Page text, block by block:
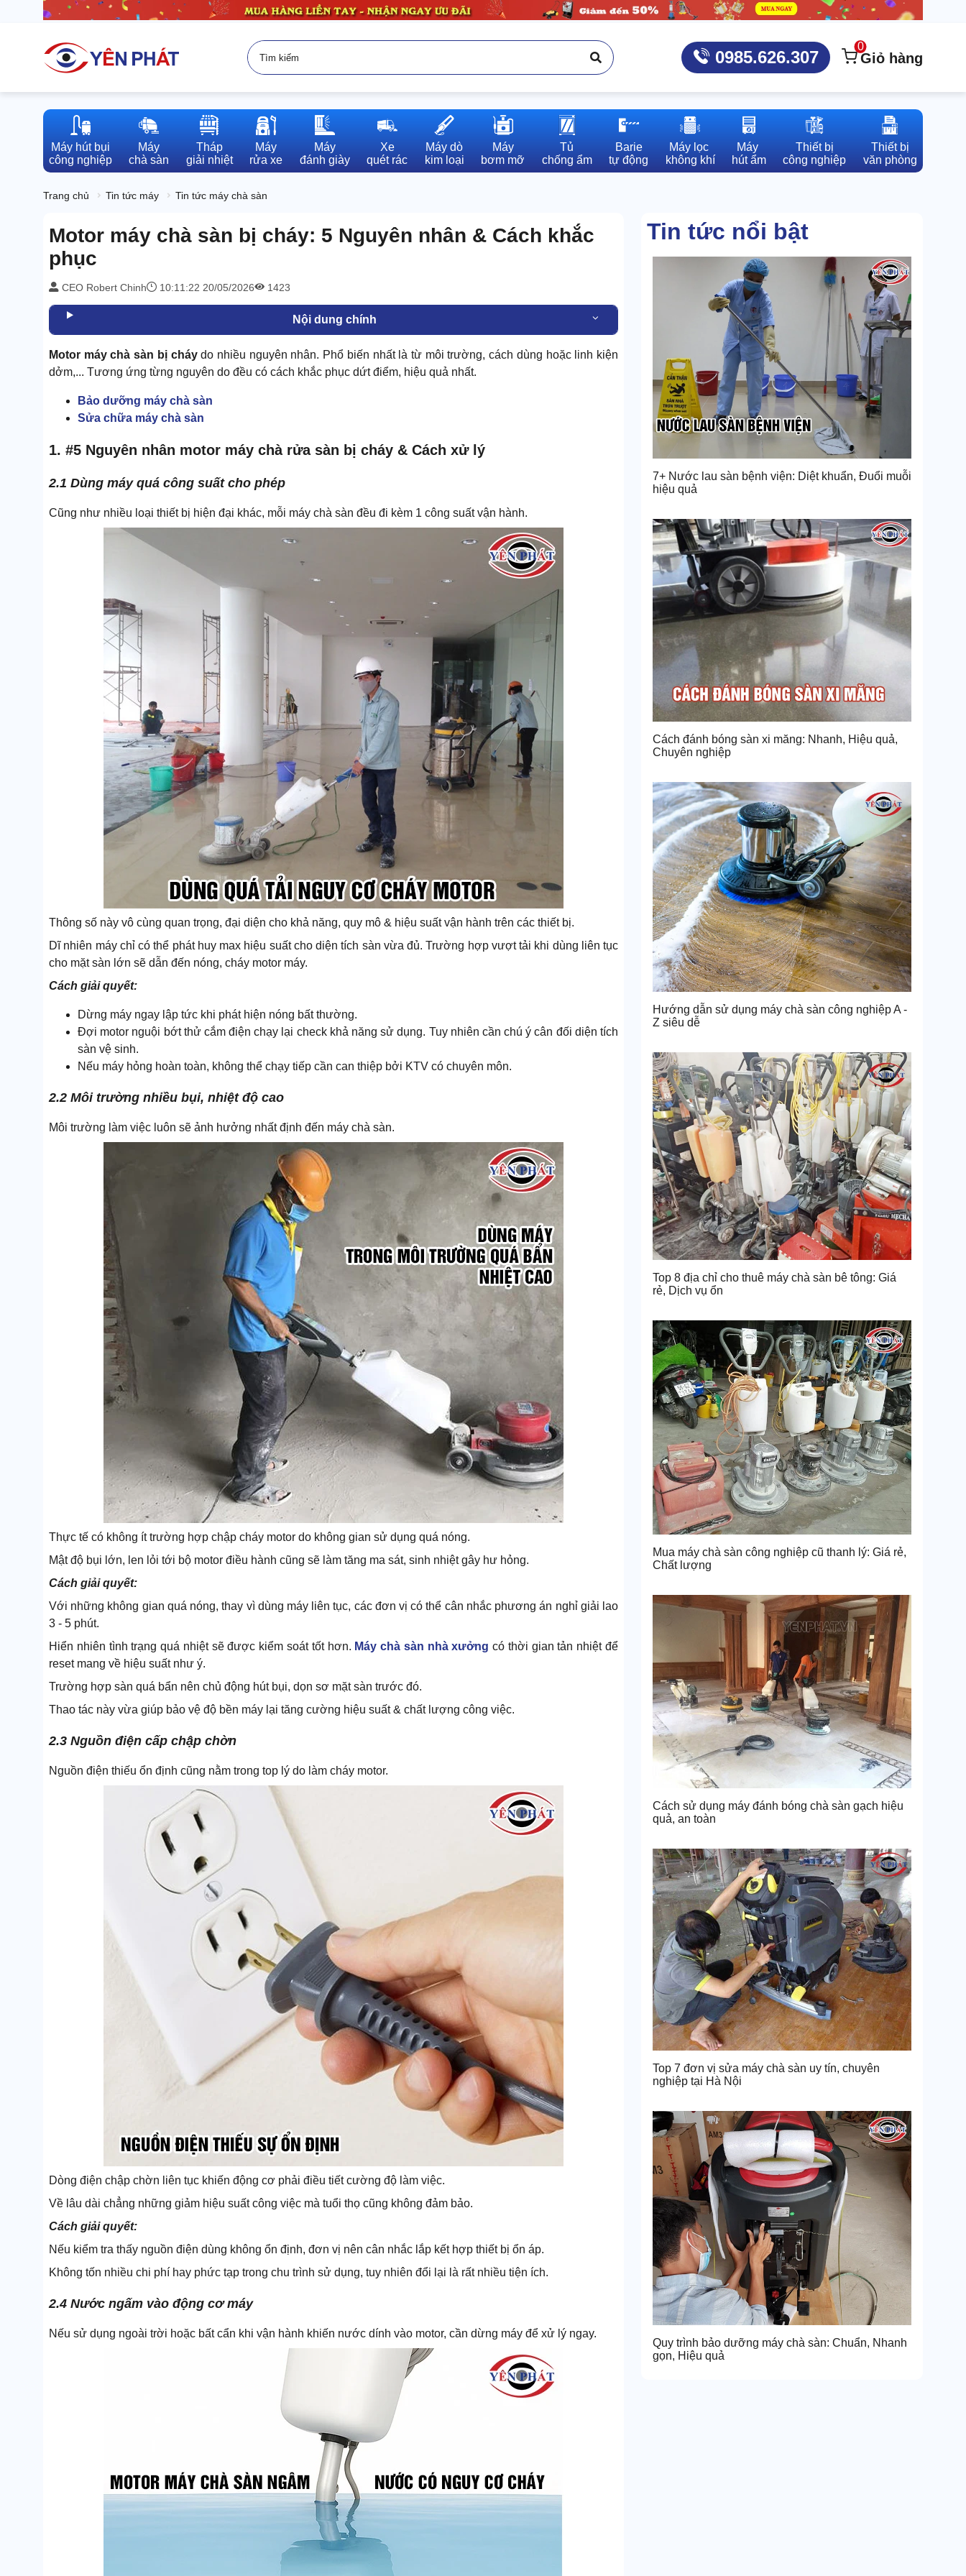
0985.626.307
0
Giỏ hàng
Máy hút bụi
công nghiệp
Máy
chà sàn
Tháp
giải nhiệt
Máy
rửa xe
Máy
đánh giày
Xe
quét rác
Máy dò
kim loại
Máy
bơm mỡ
Tủ
chống ẩm
Barie
tự động
Máy lọc
không khí
Máy
hút ẩm
Thiết bị
công nghiệp
Thiết bị
văn phòng
Trang chủ Tin tức máy Tin tức máy chà sàn
Motor máy chà sàn bị cháy: 5 Nguyên nhân & Cách khắc
phục
CEO Robert Chinh 10:11:22 20/05/2026 1423
Nội dung chính
Motor máy chà sàn bị cháydo nhiều nguyên nhân. Phổ biến nhất là từ môi trường, cách dùng hoặc linh kiện
dởm,... Tương ứng từng nguyên do đều có cách khắc phục dứt điểm, hiệu quả nhất.
Bảo dưỡng máy chà sàn
Sửa chữa máy chà sàn
1. #5 Nguyên nhân motor máy chà rửa sàn bị cháy & Cách xử lý
2.1 Dùng máy quá công suất cho phép
Cũng như nhiều loại thiết bị hiện đại khác, mỗi máy chà sàn đều đi kèm 1 công suất vận hành.
Thông số này vô cùng quan trọng, đại diện cho khả năng, quy mô & hiệu suất vận hành trên các thiết bị.
Dĩ nhiên máy chỉ có thể phát huy max hiệu suất cho diện tích sàn vừa đủ. Trường hợp vượt tải khi dùng liên tục
cho mặt sàn lớn sẽ dẫn đến nóng, cháy motor máy.
Cách giải quyết:
Dừng máy ngay lập tức khi phát hiện nóng bất thường.
Đợi motor nguội bớt thử cắm điện chạy lại check khả năng sử dụng. Tuy nhiên cần chú ý cân đối diện tích
sàn vệ sinh.
Nếu máy hỏng hoàn toàn, không thể chạy tiếp cần can thiệp bởi KTV có chuyên môn.
2.2 Môi trường nhiều bụi, nhiệt độ cao
Môi trường làm việc luôn sẽ ảnh hưởng nhất định đến máy chà sàn.
Thực tế có không ít trường hợp chập cháy motor do không gian sử dụng quá nóng.
Mật độ bụi lớn, len lỏi tới bộ motor điều hành cũng sẽ làm tăng ma sát, sinh nhiệt gây hư hỏng.
Cách giải quyết:
Với những không gian quá nóng, thay vì dùng máy liên tục, các đơn vị có thể cân nhắc phương án nghỉ giải lao
3 - 5 phút.
Hiển nhiên tình trạng quá nhiệt sẽ được kiểm soát tốt hơn. Máy chà sàn nhà xưởng có thời gian tản nhiệt để
reset mang về hiệu suất như ý.
Trường hợp sàn quá bẩn nên chủ động hút bụi, dọn sơ mặt sàn trước đó.
Thao tác này vừa giúp bảo vệ độ bền máy lại tăng cường hiệu suất & chất lượng công việc.
2.3 Nguồn điện cấp chập chờn
Nguồn điện thiếu ổn định cũng nằm trong top lý do làm cháy motor.
Dòng điện chập chờn liên tục khiến động cơ phải điều tiết cường độ làm việc.
Về lâu dài chẳng những giảm hiệu suất công việc mà tuổi thọ cũng không đảm bảo.
Cách giải quyết:
Nếu kiểm tra thấy nguồn điện dùng không ổn định, đơn vị nên cân nhắc lắp kết hợp thiết bị ổn áp.
Không tốn nhiều chi phí hay phức tạp trong chu trình sử dụng, tuy nhiên đổi lại là rất nhiều tiện ích.
2.4 Nước ngấm vào động cơ máy
Nếu sử dụng ngoài trời hoặc bất cẩn khi vận hành khiến nước dính vào motor, cần dừng máy để xử lý ngay.
Tin tức nổi bật
7+ Nước lau sàn bệnh viện: Diệt khuẩn, Đuổi muỗi
hiệu quả
Cách đánh bóng sàn xi măng: Nhanh, Hiệu quả,
Chuyên nghiệp
Hướng dẫn sử dụng máy chà sàn công nghiệp A -
Z siêu dễ
Top 8 địa chỉ cho thuê máy chà sàn bê tông: Giá
rẻ, Dịch vụ ổn
Mua máy chà sàn công nghiệp cũ thanh lý: Giá rẻ,
Chất lượng
Cách sử dụng máy đánh bóng chà sàn gạch hiệu
quả, an toàn
Top 7 đơn vị sửa máy chà sàn uy tín, chuyên
nghiệp tại Hà Nội
Quy trình bảo dưỡng máy chà sàn: Chuẩn, Nhanh
gọn, Hiệu quả